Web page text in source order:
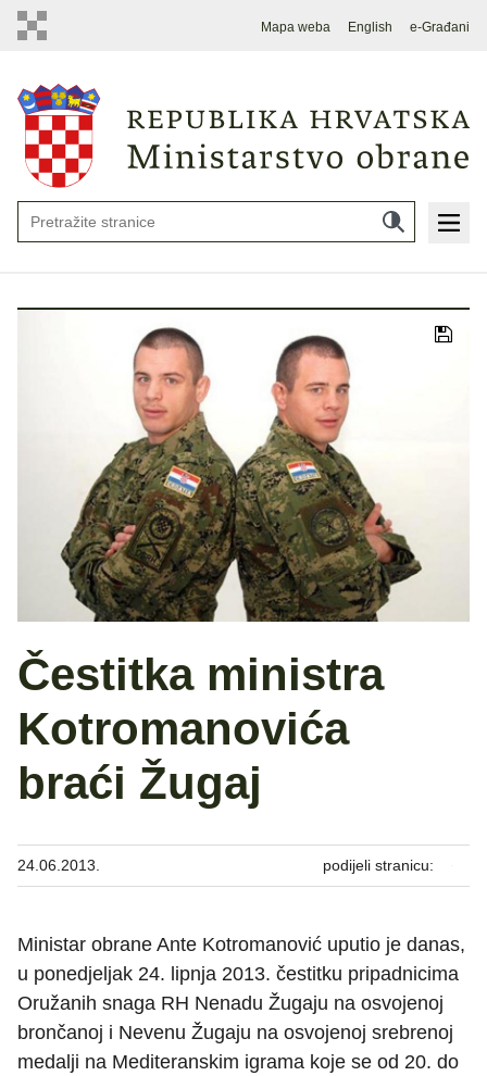
Mapa weba English e-Građani
Čestitka ministra
Kotromanovića
braći Žugaj
24.06.2013. podijeli stranicu:
Ministar obrane Ante Kotromanović uputio je danas,
u ponedjeljak 24. lipnja 2013. čestitku pripadnicima
Oružanih snaga RH Nenadu Žugaju na osvojenoj
brončanoj i Nevenu Žugaju na osvojenoj srebrenoj
medalji na Mediteranskim igrama koje se od 20. do